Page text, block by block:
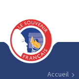
Accueil